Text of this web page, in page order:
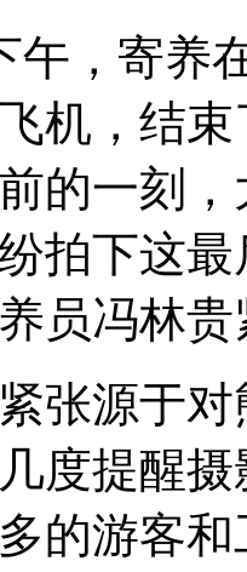
外星人
道歉
崖
，寄养在
机，结
的一刻
拍下这
员冯林
源于对
度提醒
的游客